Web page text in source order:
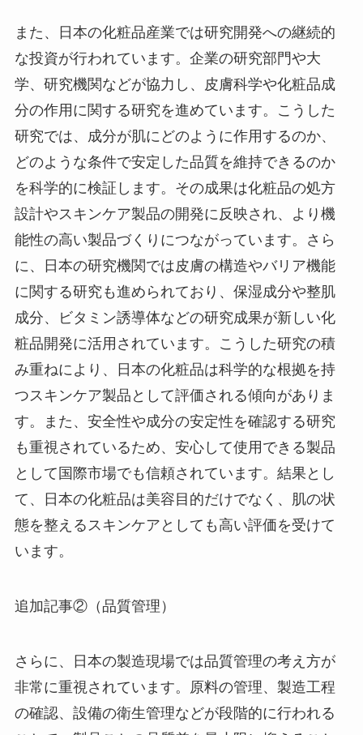
また、日本の化粧品産業では研究開発への継続的
な投資が行われています。企業の研究部門や大
学、研究機関などが協力し、皮膚科学や化粧品成
分の作用に関する研究を進めています。こうした
研究では、成分が肌にどのように作用するのか、
どのような条件で安定した品質を維持できるのか
を科学的に検証します。その成果は化粧品の処方
設計やスキンケア製品の開発に反映され、より機
能性の高い製品づくりにつながっています。さら
に、日本の研究機関では皮膚の構造やバリア機能
に関する研究も進められており、保湿成分や整肌
成分、ビタミン誘導体などの研究成果が新しい化
粧品開発に活用されています。こうした研究の積
み重ねにより、日本の化粧品は科学的な根拠を持
つスキンケア製品として評価される傾向がありま
す。また、安全性や成分の安定性を確認する研究
も重視されているため、安心して使用できる製品
として国際市場でも信頼されています。結果とし
て、日本の化粧品は美容目的だけでなく、肌の状
態を整えるスキンケアとしても高い評価を受けて
います。
追加記事②（品質管理）
さらに、日本の製造現場では品質管理の考え方が
非常に重視されています。原料の管理、製造工程
の確認、設備の衛生管理などが段階的に行われる